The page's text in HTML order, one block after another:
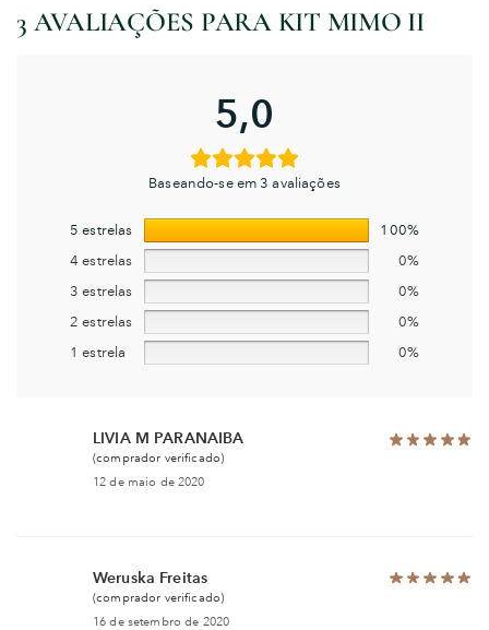
3 AVALIAÇÕES PARA KIT MIMO II
5,0
Baseando-se em 3 avaliações
5 estrelas
100%
4 estrelas
0%
3 estrelas
0%
2 estrelas
0%
1 estrela
0%
LIVIA M PARANAIBA
(comprador verificado)
12 de maio de 2020
Weruska Freitas
(comprador verificado)
16 de setembro de 2020